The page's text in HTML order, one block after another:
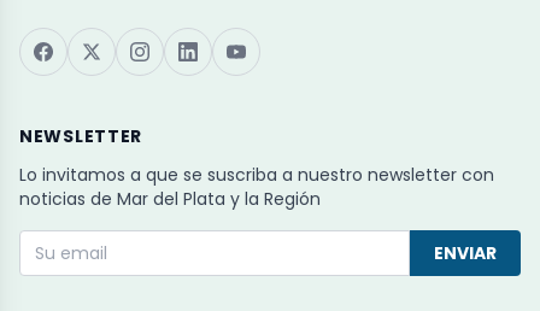
NEWSLETTER
Lo invitamos a que se suscriba a nuestro newsletter con
noticias de Mar del Plata y la Región
ENVIAR